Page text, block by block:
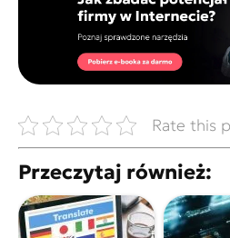
Rate this
Przeczytaj również: